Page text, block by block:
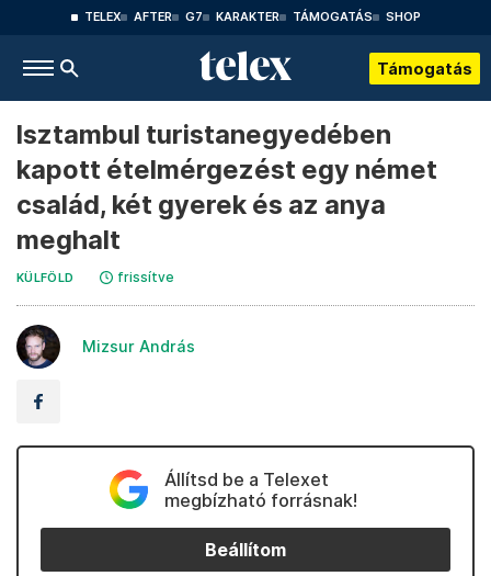
TELEX AFTER G7 KARAKTER TÁMOGATÁS SHOP
Támogatás
Isztambul turistanegyedében
kapott ételmérgezést egy német
család, két gyerek és az anya
meghalt
KÜLFÖLD frissítve
Mizsur András
Állítsd be a Telexet
megbízható forrásnak!
Beállítom